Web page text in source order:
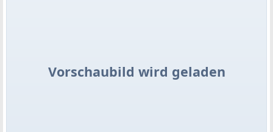
Vorschaubild wird geladen